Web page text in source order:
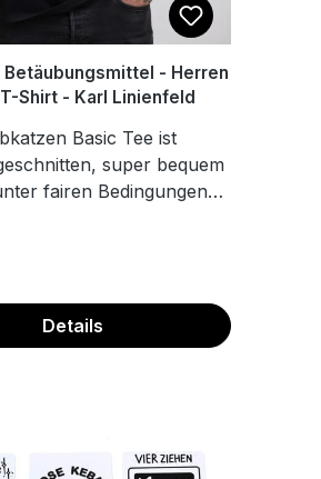
Betäubungsmittel - Herren
Shirt - Karl Linienfeld
Basic Tee ist
super bequem
fairen Bedingungen
nach wilden Nächten
✔️ 100% Baumwolle,
weich,
✔️ Vegan, Oeko-Tex
Rundhals, Basic Fit – für
Details